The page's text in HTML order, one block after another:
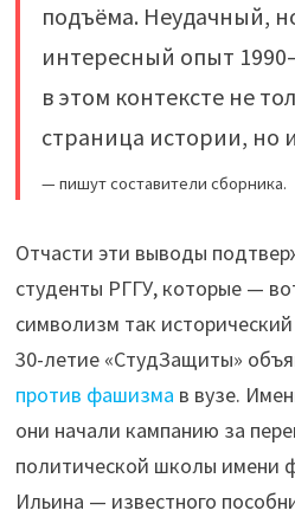
подъёма. Неудачный,
интересный опыт
в этом контексте не
страница истории, но
— пишут составители сборника.
Отчасти эти выводы
студенты РГГУ, которые —
символизм так
30-летие «СтудЗащиты»
против фашизма в вузе.
они начали кампанию за
политической школы имени
Ильина — известного